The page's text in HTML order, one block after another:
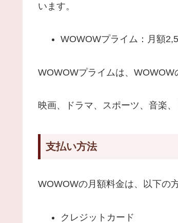
います。
WOWOWプライム：月額
WOWOWプライムは、WOWOW
映画、ドラマ、スポーツ、音楽
支払い方法
WOWOWの月額料金は、以下の
クレジットカード